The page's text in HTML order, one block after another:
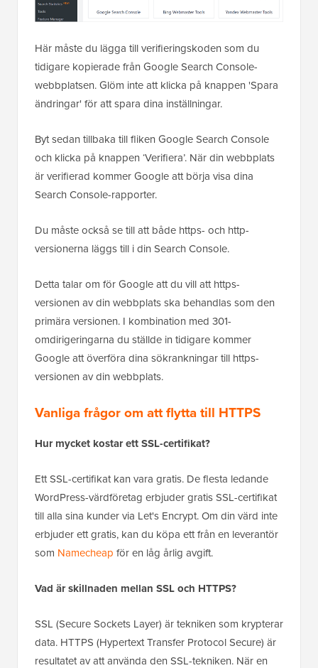
Här måste du lägga till verifieringskoden som du
tidigare kopierade från Google Search Console-
webbplatsen. Glöm inte att klicka på knappen 'Spara
ändringar' för att spara dina inställningar.
Byt sedan tillbaka till fliken Google Search Console
och klicka på knappen ‘Verifiera’. När din webbplats
är verifierad kommer Google att börja visa dina
Search Console-rapporter.
Du måste också se till att både https- och http-
versionerna läggs till i din Search Console.
Detta talar om för Google att du vill att https-
versionen av din webbplats ska behandlas som den
primära versionen. I kombination med 301-
omdirigeringarna du ställde in tidigare kommer
Google att överföra dina sökrankningar till https-
versionen av din webbplats.
Vanliga frågor om att flytta till HTTPS
Hur mycket kostar ett SSL-certifikat?
Ett SSL-certifikat kan vara gratis. De flesta ledande
WordPress-värdföretag erbjuder gratis SSL-certifikat
till alla sina kunder via Let's Encrypt. Om din värd inte
erbjuder ett gratis, kan du köpa ett från en leverantör
som Namecheap för en låg årlig avgift.
Vad är skillnaden mellan SSL och HTTPS?
SSL (Secure Sockets Layer) är tekniken som krypterar
data. HTTPS (Hypertext Transfer Protocol Secure) är
resultatet av att använda den SSL-tekniken. När en